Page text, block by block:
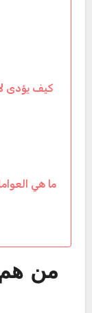
كيف يؤدى
ما هي
من